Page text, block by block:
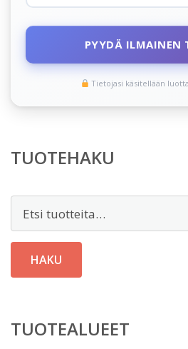
PYYDÄ ILMAINEN
Tietojasi käsitellään
TUOTEHAKU
HAKU
TUOTEALUEET